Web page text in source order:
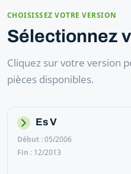
CHOISISSEZ VOTRE VERSION
Sélectionnez
Cliquez sur votre version
pièces disponibles.
Es V
05/2006
12/2013